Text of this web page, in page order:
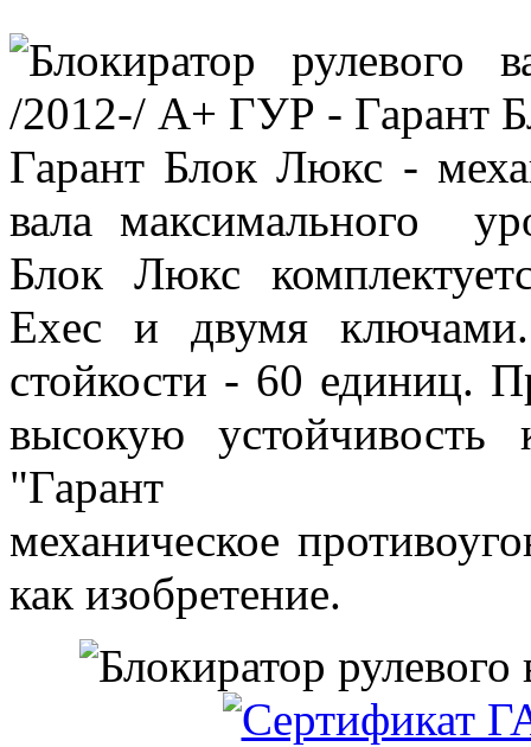
Гарант Блок Люкс -
вала максимального
Блок Люкс
Exec и двумя
стойкости - 60 единиц.
высокую
механическое
как изобретение.